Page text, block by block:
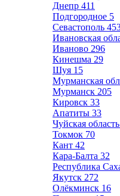
Днепр 411
Подгородное 5
Севастополь
Ивановская
Иваново 296
Кинешма 29
Шуя 15
Мурманская
Мурманск 205
Кировск 33
Апатиты 33
Чуйская область
Токмок 70
Кант 42
Кара-Балта 32
Республика
Якутск 272
Олёкминск 16